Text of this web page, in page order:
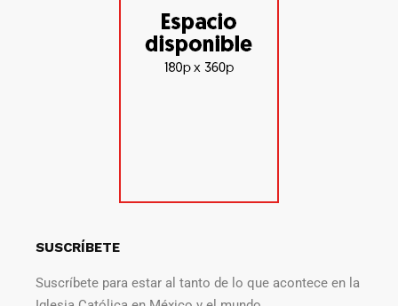
SUSCRÍBETE
Suscríbete para estar al tanto de lo que acontece en la